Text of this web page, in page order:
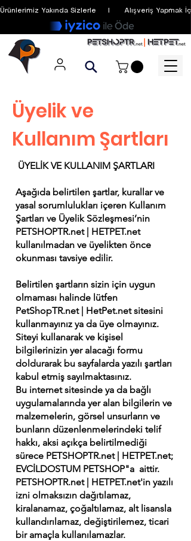
Ürünlerimiz Yakında Sizlerle     I      Alışveriş
Üyelik ve
Kullanım Şartları
ÜYELİK VE KULLANIM ŞARTLARI
Aşağıda belirtilen şartlar, kurallar ve
yasal sorumlulukları içeren Kullanım
Şartları ve Üyelik Sözleşmesi’nin
PETSHOPTR.net | HETPET.net
kullanılmadan ve üyelikten önce
okunması tavsiye edilir.
Belirtilen şartların sizin için uygun
olmaması halinde lütfen
PetShopTR.net | HetPet.net sitesini
kullanmayınız ya da üye olmayınız.
Siteyi kullanarak ve kişisel
bilgilerinizin yer alacağı formu
doldurarak bu sayfalarda yazılı şartları
kabul etmiş sayılmaktasınız.
Bu internet sitesinde ya da bağlı
uygulamalarında yer alan bilgilerin ve
malzemelerin, görsel unsurların ve
bunların düzenlenmelerindeki telif
hakkı, aksi açıkça belirtilmediği
sürece PETSHOPTR.net | HETPET.net;
EVCİLDOSTUM PETSHOP"a aittir.
PETSHOPTR.net | HETPET.net'in yazılı
izni olmaksızın dağıtılamaz,
kiralanamaz, çoğaltılamaz, alt lisansla
kullandırılamaz, değiştirilemez, ticari
bir amaçla kullanılamazlar.